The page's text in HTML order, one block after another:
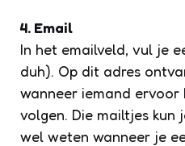
4. Email
In het emailveld, vul je
duh). Op dit adres
wanneer iemand
volgen. Die mailtjes
wel weten wanneer je